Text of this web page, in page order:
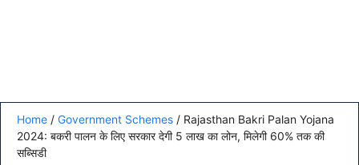
Home / Government Schemes / Rajasthan Bakri Palan Yojana
2024: बकरी पालन के लिए सरकार देगी 5 लाख का लोन, मिलेगी 60% तक की
सब्सिडी